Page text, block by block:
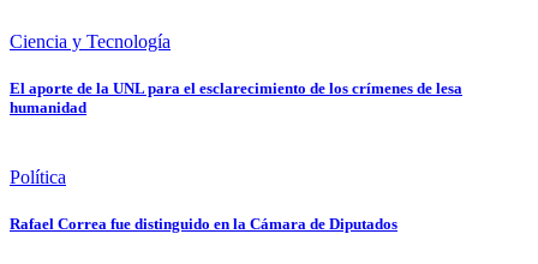
Ciencia y Tecnología
El aporte de la UNL para el esclarecimiento de los crímenes de lesa
humanidad
Política
Rafael Correa fue distinguido en la Cámara de Diputados